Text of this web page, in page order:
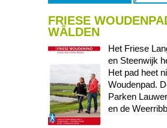
FRIESE
WÂLDEN
Het Friese
en Steenwijk
Het pad heet
Woudenpad.
Parken
en de